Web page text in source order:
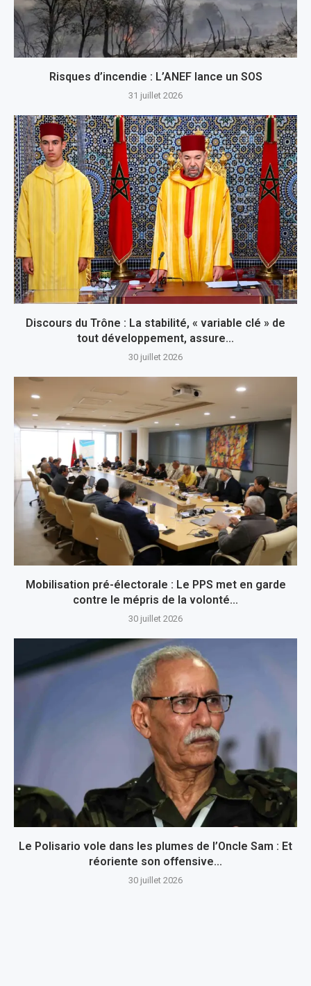
Risques d’incendie : L’ANEF lance un SOS
31 juillet 2026
Discours du Trône : La stabilité, « variable clé » de
tout développement, assure...
30 juillet 2026
Mobilisation pré-électorale : Le PPS met en garde
contre le mépris de la volonté...
30 juillet 2026
Le Polisario vole dans les plumes de l’Oncle Sam : Et
réoriente son offensive...
30 juillet 2026